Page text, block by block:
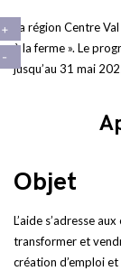
La région Centre
à la ferme ». Le
jusqu’au 31 mai
Objet
L’aide s’adresse
transformer et
création d’emploi